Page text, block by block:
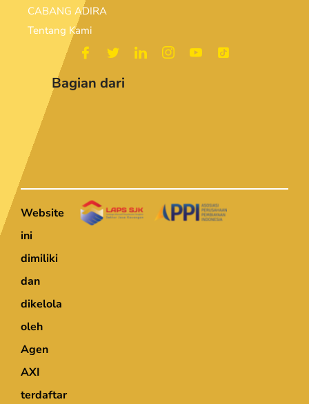
CABANG ADIRA
Tentang Kami
Bagian dari
Website
ini
dimiliki
dan
dikelola
oleh
Agen
AXI
terdaftar